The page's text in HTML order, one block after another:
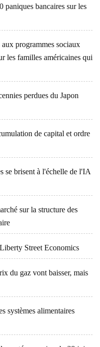
paniques bancaires sur les
programmes sociaux
les familles américaines qui
perdues du Japon
de capital et ordre
se brisent à l'échelle de l'IA
sur la structure des
Street Economics
du gaz vont baisser, mais
systèmes alimentaires